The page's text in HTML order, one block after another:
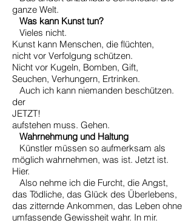
ganze Welt.
Was kann Kunst tun?
Vieles nicht.
Kunst kann Menschen, die flüchten,
nicht vor Verfolgung schützen.
Nicht vor Kugeln, Bomben, Gift,
Seuchen, Verhungern, Ertrinken.
Auch ich kann niemanden beschützen.
der
JETZT!
aufstehen muss. Gehen.
Wahrnehmung und Haltung
Künstler müssen so aufmerksam als
möglich wahrnehmen, was ist. Jetzt ist.
Hier.
Also nehme ich die Furcht, die Angst,
das Tödliche, das Glück des Überlebens,
das zitternde Ankommen, das Leben ohne
umfassende Gewissheit wahr. In mir.